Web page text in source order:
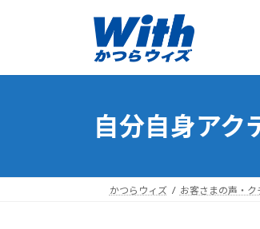
プ
動
自分自身アク
かつらウィズ お客さまの声・ク